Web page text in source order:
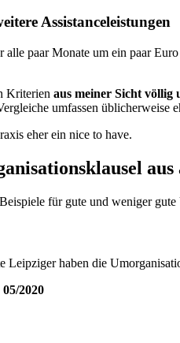
Assistanceleistungen
alle paar Monate um ein paar
Kriterienaus meiner Sicht völlig
umfassen
eher ein nice to have.
für gute und weniger
haben die
2020